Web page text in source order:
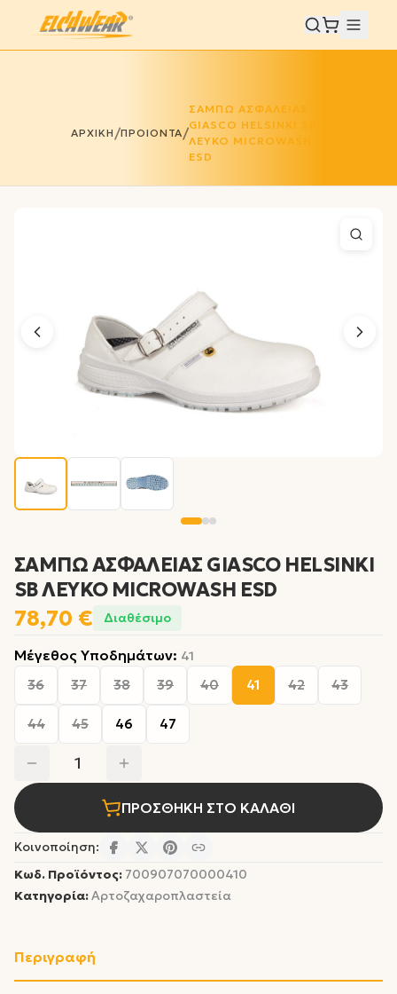
ΑΡΧΙΚΗ /ΠΡΟΙΟΝΤΑ/
ΣΑΜΠΩ ΑΣΦΑΛΕΙΑΣ
GIASCO HELSINKI SB
ΛΕΥΚΟ MICROWASH
ESD
ΣΑΜΠΩ ΑΣΦΑΛΕΙΑΣ GIASCO HELSINKI
SB ΛΕΥΚΟ MICROWASH ESD
78,70 € Διαθέσιμο
Μέγεθος Υποδημάτων: 41
36 37 38 39 40 41 42 43
44 45 46 47
1
ΠΡΟΣΘΗΚΗ ΣΤΟ ΚΑΛΑΘΙ
Κοινοποίηση:
Κωδ. Προϊόντος: 700907070000410
Κατηγορία:Αρτοζαχαροπλαστεία
Περιγραφή